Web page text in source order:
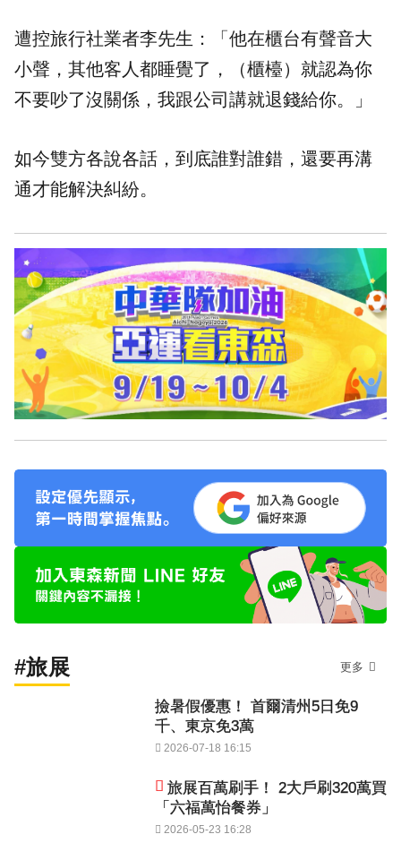
遭控旅行社業者李先生：「他在櫃台有聲音大
小聲，其他客人都睡覺了，（櫃檯）就認為你
不要吵了沒關係，我跟公司講就退錢給你。」
如今雙方各說各話，到底誰對誰錯，還要再溝
通才能解決糾紛。
#旅展 更多
撿暑假優惠！ 首爾清州5日免9
千、東京免3萬
2026-07-18 16:15
旅展百萬刷手！ 2大戶刷320萬買
「六福萬怡餐券」
2026-05-23 16:28